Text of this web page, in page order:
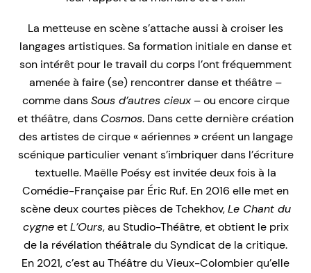
La metteuse en scène s’attache aussi à croiser les
langages artistiques. Sa formation initiale en danse et
son intérêt pour le travail du corps l’ont fréquemment
amenée à faire (se) rencontrer danse et théâtre –
comme dansSous d’autres cieux– ou encore cirque
et théâtre, dans Cosmos. Dans cette dernière création
des artistes de cirque « aériennes » créent un langage
scénique particulier venant s’imbriquer dans l’écriture
textuelle. Maëlle Poésy est invitée deux fois à la
Comédie-Française par Éric Ruf. En 2016 elle met en
scène deux courtes pièces de Tchekhov,Le Chant du
cygneetL’Ours, au Studio-Théâtre, et obtient le prix
de la révélation théâtrale du Syndicat de la critique.
En 2021, c’est au Théâtre du Vieux-Colombier qu’elle